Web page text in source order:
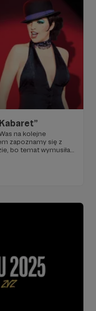
na kolejne
zapoznamy się z
bo temat wymusiła